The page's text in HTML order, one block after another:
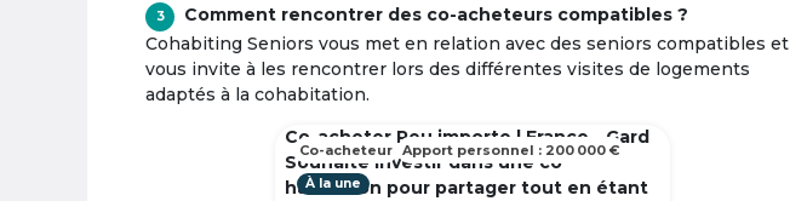
3
Comment rencontrer des co-acheteurs compatibles ?
Cohabiting Seniors vous met en relation avec des seniors compatibles et
vous invite à les rencontrer lors des différentes visites de logements
adaptés à la cohabitation.
Co-acheter Peu importe | France - Gard
Souhaite investir dans une co
habitation pour partager tout en étant
À la une
Co-acheteur Apport personnel : 200 000 €